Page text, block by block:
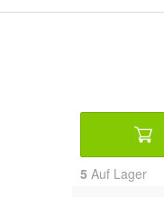
5 Auf Lager